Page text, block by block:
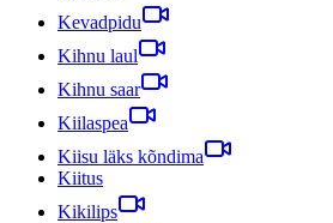
Kevadpidu
Kihnu laul
Kihnu saar
Kiilaspea
Kiisu läks kõndima
Kiitus
Kikilips